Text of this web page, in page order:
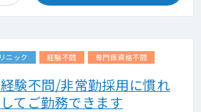
ニック 経験不問 専門医資格不問
験不問/非常勤採用に慣れ
てご勤務できます